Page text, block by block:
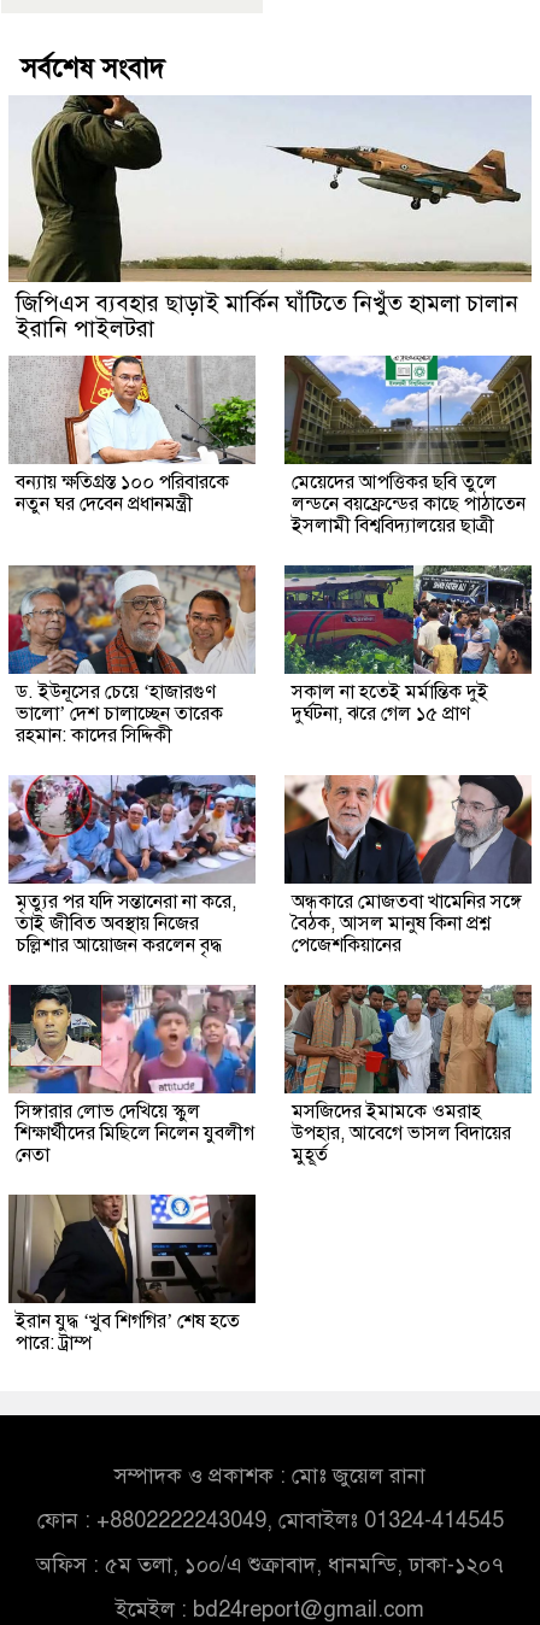
সর্বশেষ সংবাদ
জিপিএস ব্যবহার ছাড়াই মার্কিন ঘাঁটিতে নিখুঁত হামলা চালান
ইরানি পাইলটরা
বন্যায় ক্ষতিগ্রস্ত ১০০ পরিবারকে
নতুন ঘর দেবেন প্রধানমন্ত্রী
মেয়েদের আপত্তিকর ছবি তুলে
লন্ডনে বয়ফ্রেন্ডের কাছে পাঠাতেন
ইসলামী বিশ্ববিদ্যালয়ের ছাত্রী
ড. ইউনূসের চেয়ে ‘হাজারগুণ
ভালো’ দেশ চালাচ্ছেন তারেক
রহমান: কাদের সিদ্দিকী
সকাল না হতেই মর্মান্তিক দুই
দুর্ঘটনা, ঝরে গেল ১৫ প্রাণ
মৃত্যুর পর যদি সন্তানেরা না করে,
তাই জীবিত অবস্থায় নিজের
চল্লিশার আয়োজন করলেন বৃদ্ধ
অন্ধকারে মোজতবা খামেনির সঙ্গে
বৈঠক, আসল মানুষ কিনা প্রশ্ন
পেজেশকিয়ানের
সিঙ্গারার লোভ দেখিয়ে স্কুল
শিক্ষার্থীদের মিছিলে নিলেন যুবলীগ
নেতা
মসজিদের ইমামকে ওমরাহ
উপহার, আবেগে ভাসল বিদায়ের
মুহূর্ত
ইরান যুদ্ধ ‘খুব শিগগির’ শেষ হতে
পারে: ট্রাম্প
সম্পাদক ও প্রকাশক : মোঃ জুয়েল রানা
ফোন : +8802222243049, মোবাইলঃ 01324-414545
অফিস : ৫ম তলা, ১০০/এ শুক্রাবাদ, ধানমন্ডি, ঢাকা-১২০৭
ইমেইল : bd24report@gmail.com